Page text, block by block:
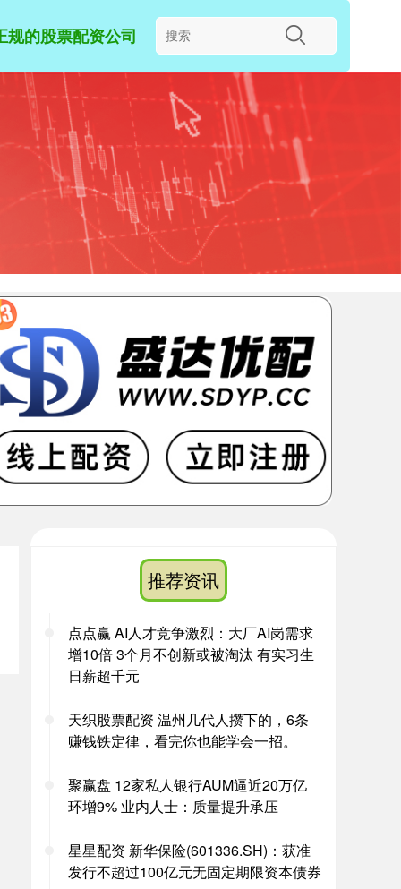
规的股票配资公司
推荐资讯
点点赢 AI人才竞争激烈：大厂AI岗需求
增10倍 3个月不创新或被淘汰 有实习生
日薪超千元
天织股票配资 温州几代人攒下的，6条
赚钱铁定律，看完你也能学会一招。
聚赢盘 12家私人银行AUM逼近20万亿
环增9% 业内人士：质量提升承压
星星配资 新华保险(601336.SH)：获准
发行不超过100亿元无固定期限资本债券